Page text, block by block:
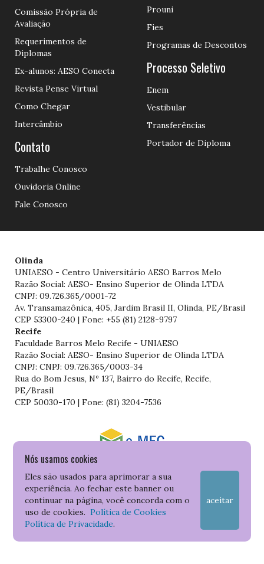
Nós usamos cookies
Eles são usados para aprimorar a sua
experiência. Ao fechar este banner ou
continuar na página, você concorda com o
uso de cookies.Política de Cookies
Política de Privacidade.
aceitar
Comissão Própria de
Avaliação
Requerimentos de
Diplomas
Ex-alunos: AESO Conecta
Revista Pense Virtual
Como Chegar
Intercâmbio
Contato
Trabalhe Conosco
Ouvidoria Online
Fale Conosco
Prouni
Fies
Programas de Descontos
Processo Seletivo
Enem
Vestibular
Transferências
Portador de Diploma
Olinda
UNIAESO - Centro Universitário AESO Barros Melo
Razão Social: AESO- Ensino Superior de Olinda LTDA
CNPJ: 09.726.365/0001-72
Av. Transamazônica, 405, Jardim Brasil II, Olinda, PE/Brasil
CEP 53300-240 | Fone: +55 (81) 2128-9797
Recife
Faculdade Barros Melo Recife - UNIAESO
Razão Social: AESO- Ensino Superior de Olinda LTDA
CNPJ: CNPJ: 09.726.365/0003-34
Rua do Bom Jesus, Nº 137, Bairro do Recife, Recife,
PE/Brasil
CEP 50030-170 | Fone: (81) 3204-7536
Consulte o cadastro da Instituição no Sistema do e-MEC